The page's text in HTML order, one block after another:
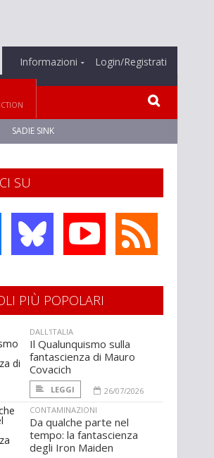
Informazioni Login/Registrati
SADIE SINK
SU
PIÙ POPOLARI
DALL'ITALIA
Il Qualunquismo sulla
fantascienza di Mauro
Covacich
LEGGI
26/07/2026
CONTAMINAZIONI
Da qualche parte nel
tempo: la fantascienza
degli Iron Maiden